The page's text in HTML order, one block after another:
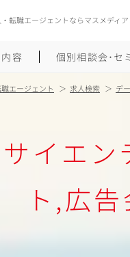
転職エージェントならマスメディア
容 個別相談会･セ
履歴書のつくり方
ポートフォリオ
エージェント 求人検索 デ
イエン
ト,広